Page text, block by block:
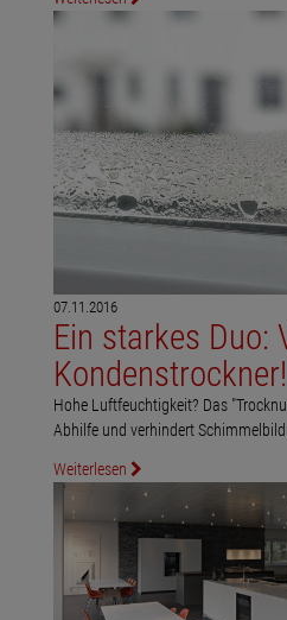
07.11.2016
Ein starkes Duo:
Kondenstrockner!
Hohe Luftfeuchtigkeit? Das
Abhilfe und verhindert
Weiterlesen